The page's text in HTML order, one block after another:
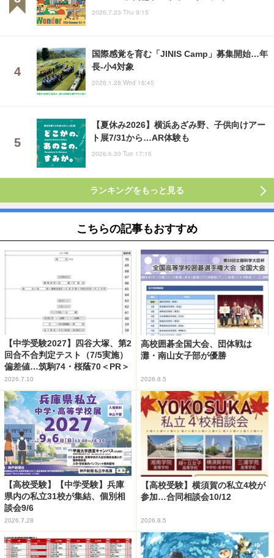
2026.7.23 Thu 9:15
国際感覚を育む「JINIS Camp」募集開始…年
長-小4対象
2026.1.28 Wed 16:45
【夏休み2026】横浜あざみ野、子供向けアー
ト展7/31から…AR体験も
2026.6.30 Tue 17:15
ランキングをもっと見る
こちらの記事もおすすめ
【中学受験2027】四谷大塚、第2
回合不合判定テスト（7/5実施）
偏差値…筑駒74・桜蔭70＜PR＞
2026.7.10
高校囲碁全国大会、団体戦は
灘・南山女子部が優勝
2026.8.5
【高校受験】【中学受験】兵庫
県内の私立31校が集結、個別相
談会9/6
2026.7.28
【高校受験】横須賀の私立4校が
参加…合同相談会10/12
2026.8.5